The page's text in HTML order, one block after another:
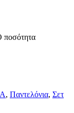
, Παντελόνια, Σετ